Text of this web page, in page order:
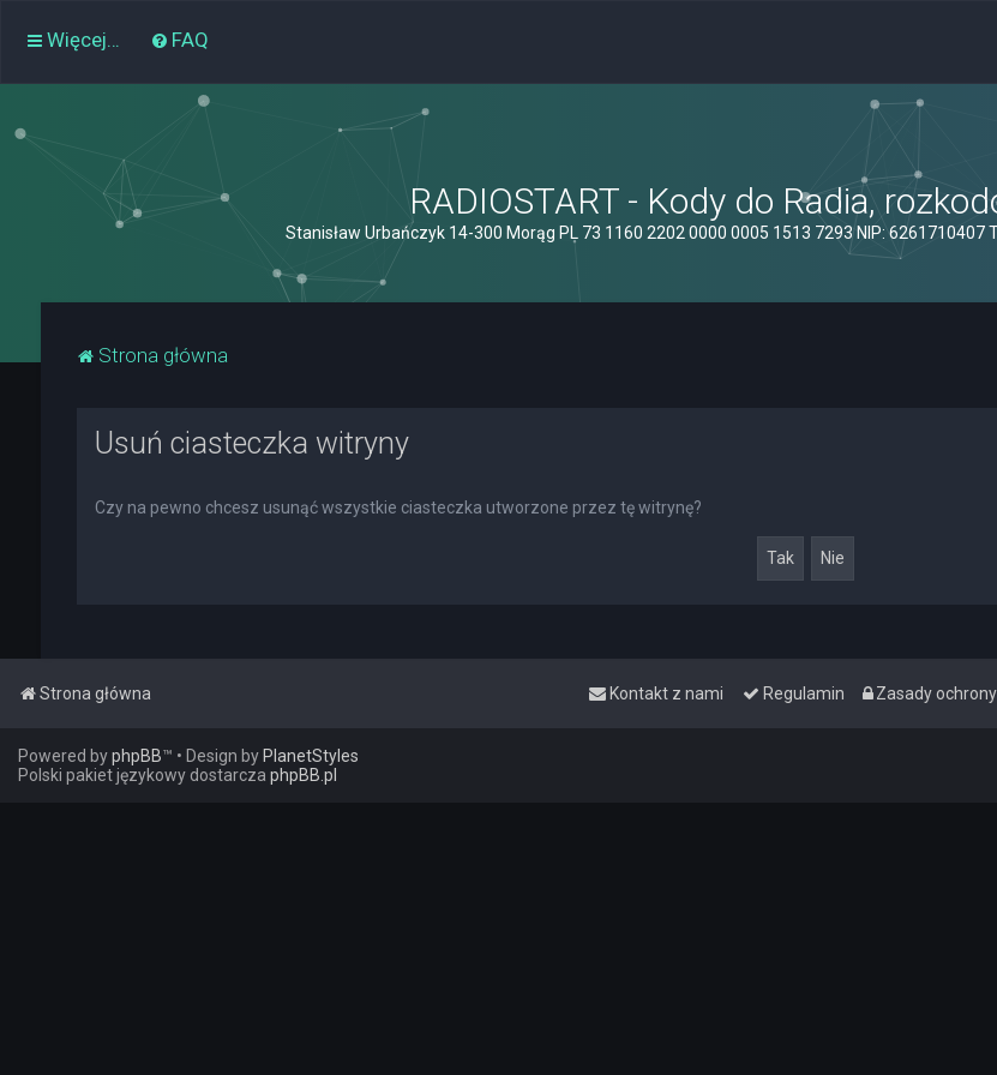
Więcej… FAQ
RADIOSTART - Kody do Radia,
Stanisław Urbańczyk 14-300 Morąg PL 73 1160 2202 0000 0005 1513 7293 NIP: 6261710407
Strona główna
Usuń ciasteczka witryny
Czy na pewno chcesz usunąć wszystkie ciasteczka utworzone przez tę witrynę?
Strona główna Zasady
Regulamin
Kontakt z nami
Powered byphpBB™ • Design by PlanetStyles
Polski pakiet językowy dostarcza phpBB.pl